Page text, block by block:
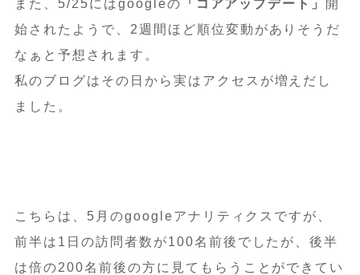
また、5/25にはgoogleの 「コアアップデート」 開
始されたようで、2週間ほど順位変動がありそうだ
なぁと予想されます。
私のブログはその日から実はアクセスが増えだし
ました。
こちらは、5月のgoogleアナリティクスですが、
前半は1日の訪問者数が100名前後でしたが、後半
は倍の200名前後の方に見てもらうことができてい